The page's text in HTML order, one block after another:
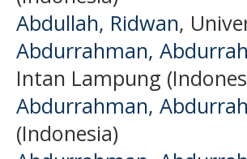
Abdullah, Ridwan,
Abdurrahman,
Intan Lampung
Abdurrahman,
(Indonesia)